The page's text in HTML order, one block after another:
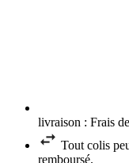
livraison : Frais
Tout colis
remboursé.